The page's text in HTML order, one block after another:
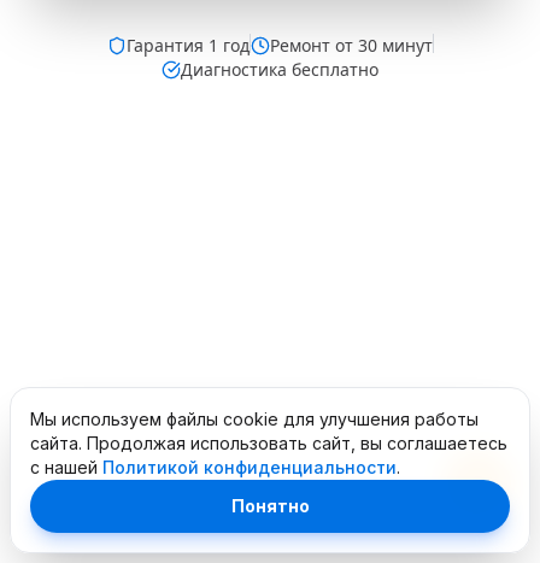
Гарантия 1 год
Ремонт от 30 минут
Диагностика бесплатно
Мы используем файлы cookie для улучшения работы
сайта. Продолжая использовать сайт, вы соглашаетесь
с нашей Политикой конфиденциальности.
Понятно